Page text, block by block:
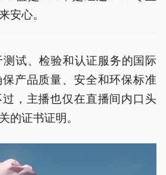
安心。
试、检验和认证服务的国际
产品质量、安全和环保标准
，主播也仅在直播间内口头
的证书证明。